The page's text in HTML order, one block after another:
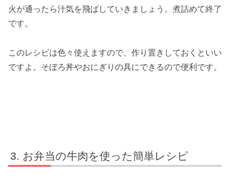
火が通ったら汁気を飛ばしていきましょう。煮詰めて終了
です。
このレシピは色々使えますので、作り置きしておくといい
ですよ。そぼろ丼やおにぎりの具にできるので便利です。
お弁当の牛肉を使った簡単レシピ